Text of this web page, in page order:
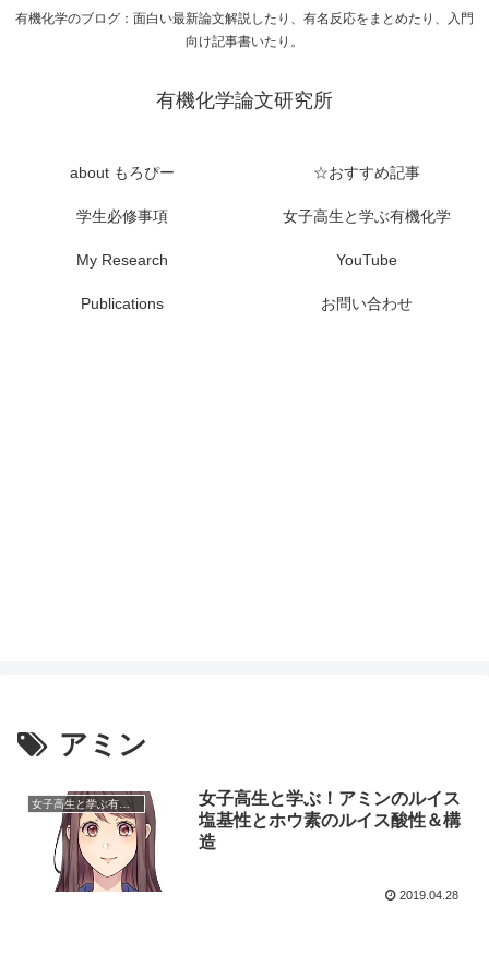
有機化学のブログ：面白い最新論文解説したり、有名反応をまとめたり、入門
向け記事書いたり。
有機化学論文研究所
about もろぴー ☆おすすめ記事
学生必修事項 女子高生と学ぶ有機化学
My Research YouTube
Publications お問い合わせ
アミン
女子高生と学ぶ有機化学
女子高生と学ぶ！アミンのルイス
塩基性とホウ素のルイス酸性＆構
造
2019.04.28